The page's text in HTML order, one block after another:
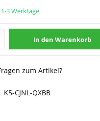
3 Werktage
In den Warenkorb
zum Artikel?
K5-CJNL-QXBB